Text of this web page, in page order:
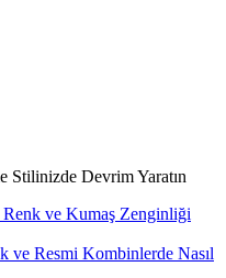
Stilinizde Devrim Yaratın
ve Kumaş Zenginliği
ve Resmi Kombinlerde Nasıl